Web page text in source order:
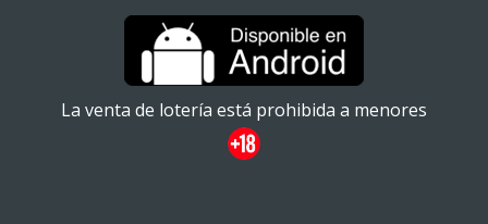
La venta de lotería está prohibida a menores